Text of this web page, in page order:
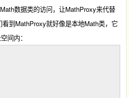
Math数据类的访问，让MathProxy来代替
看到 MathProxy就好像是本地Math类，它
间内：